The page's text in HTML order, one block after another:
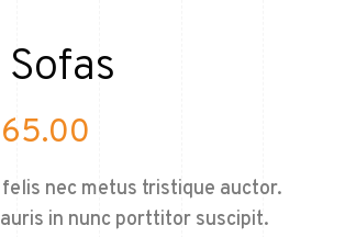
65.00
nec metus tristique auctor.
in nunc porttitor suscipit.